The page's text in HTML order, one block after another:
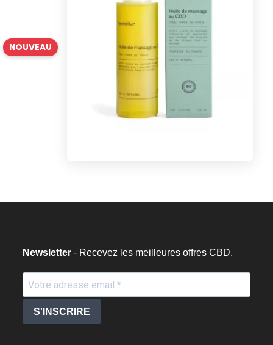
NOUVEAU
Newsletter - Recevez les meilleures offres CBD.
S'INSCRIRE